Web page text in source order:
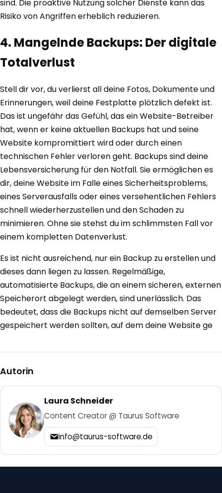
sind. Die proaktive Nutzung solcher Dienste kann das
Risiko von Angriffen erheblich reduzieren.
4. Mangelnde Backups: Der digitale
Totalverlust
Stell dir vor, du verlierst all deine Fotos, Dokumente und
Erinnerungen, weil deine Festplatte plötzlich defekt ist.
Das ist ungefähr das Gefühl, das ein Website-Betreiber
hat, wenn er keine aktuellen Backups hat und seine
Website kompromittiert wird oder durch einen
technischen Fehler verloren geht. Backups sind deine
Lebensversicherung für den Notfall. Sie ermöglichen es
dir, deine Website im Falle eines Sicherheitsproblems,
eines Serverausfalls oder eines versehentlichen Fehlers
schnell wiederherzustellen und den Schaden zu
minimieren. Ohne sie stehst du im schlimmsten Fall vor
einem kompletten Datenverlust.
Es ist nicht ausreichend, nur ein Backup zu erstellen und
dieses dann liegen zu lassen. Regelmäßige,
automatisierte Backups, die an einem sicheren, externen
Speicherort abgelegt werden, sind unerlässlich. Das
bedeutet, dass die Backups nicht auf demselben Server
gespeichert werden sollten, auf dem deine Website ge
Autorin
Laura Schneider
Content Creator @ Taurus Software
info@taurus-software.de